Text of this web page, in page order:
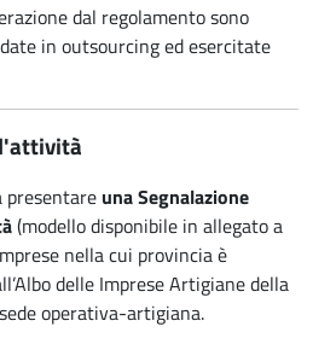
dal regolamento sono
in outsourcing ed esercitate
presentare unaSegnalazione
(modello disponibile in allegato a
nella cui provincia è
delle Imprese Artigiane della
operativa-artigiana.